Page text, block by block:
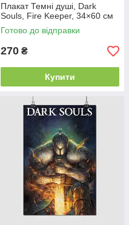
Плакат Темні душі, Dark
Souls, Fire Keeper, 34×60 см
Готово до відправки
270 ₴
Купити